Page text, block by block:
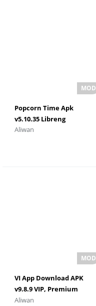
Popcorn Time Apk
v5.10.35 Libreng
Download
Aliwan
VI App Download APK
v9.8.9 VIP, Premium
Unlocked
Aliwan